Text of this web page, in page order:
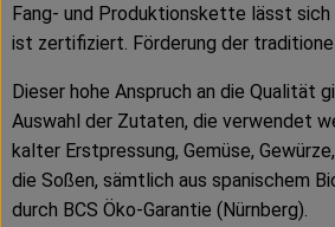
Fang- und Produktionskette lässt
ist zertifiziert. Förderung der
Dieser hohe Anspruch an die Qualität
Auswahl der Zutaten, die verwendet
kalter Erstpressung, Gemüse,
die Soßen, sämtlich aus spanischem
durch BCS Öko-Garantie (Nürnberg).